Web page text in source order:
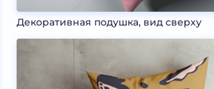
Декоративная подушка, вид сверху